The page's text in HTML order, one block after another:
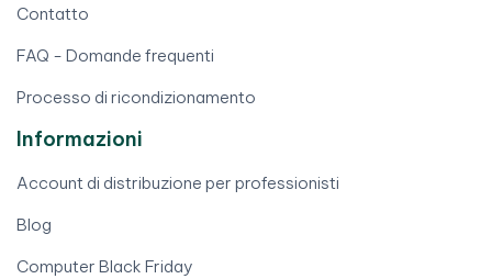
Contatto
FAQ - Domande frequenti
Processo di ricondizionamento
Informazioni
Account di distribuzione per professionisti
Blog
Computer Black Friday